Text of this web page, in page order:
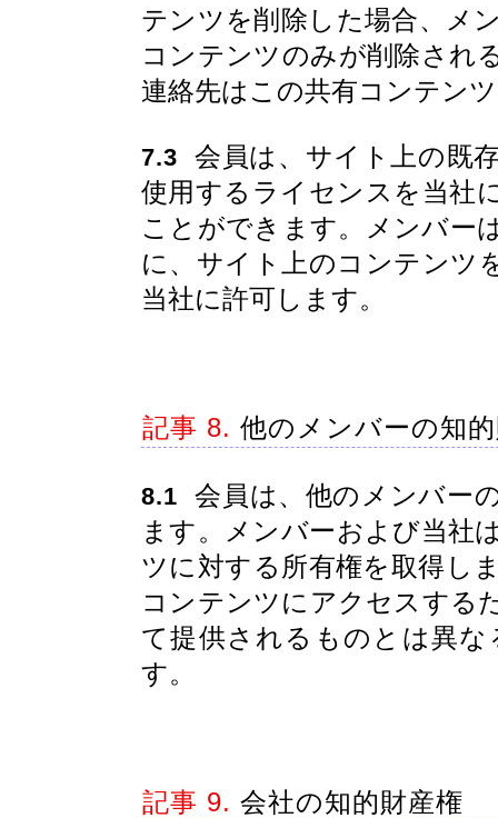
テンツを削除した場合、メ
コンテンツのみが削除され
連絡先はこの共有コンテン
7.3 会員は、サイト上の既
使用するライセンスを当社
ことができます。メンバー
に、サイト上のコンテンツ
当社に許可します。
記事 8. 他のメンバーの知
8.1 会員は、他のメンバー
ます。メンバーおよび当社
ツに対する所有権を取得し
コンテンツにアクセスする
て提供されるものとは異
す。
記事 9. 会社の知的財産権